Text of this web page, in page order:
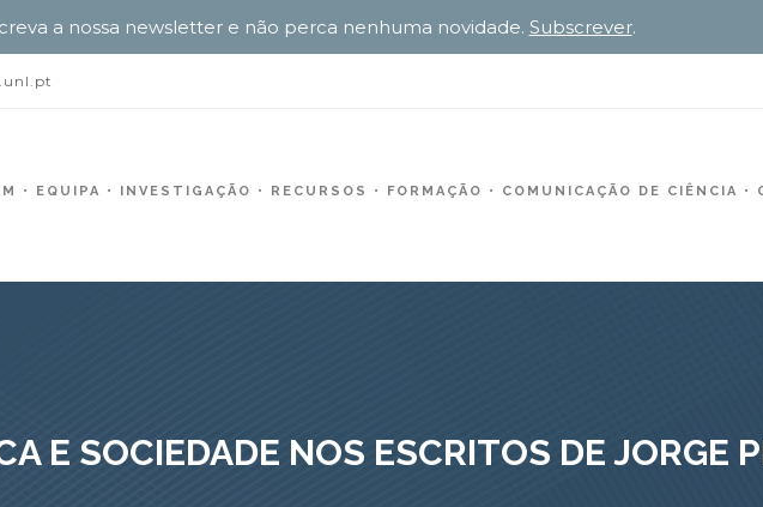
EQUIPA INVESTIGAÇÃO RECURSOS FORMAÇÃO COMUNICAÇÃO DE CIÊNCIA
E SOCIEDADE NOS ESCRITOS DE JORGE
a nossa newsletter e não perca nenhuma novidade. Subscrever.